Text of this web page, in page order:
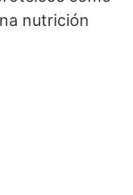
nutrición